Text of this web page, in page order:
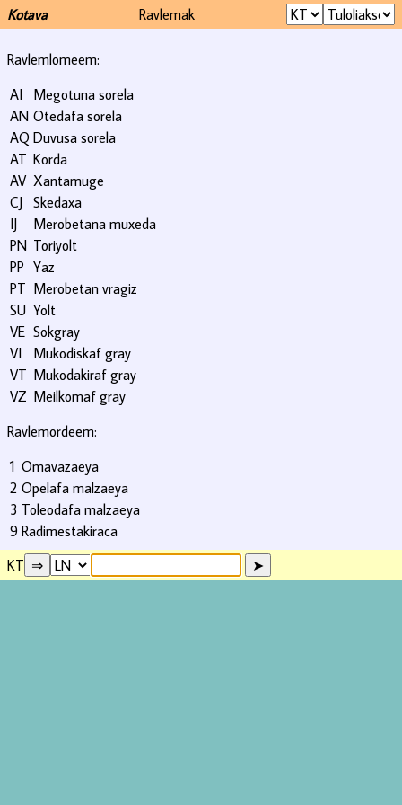
Kotava Ravlemak
Ravlemlomeem:
AI
Megotuna sorela
AN Otedafa sorela
AQ Duvusa sorela
AT Korda
AV Xantamuge
CJ Skedaxa
IJ
Merobetana muxeda
PN Toriyolt
PP Yaz
PT Merobetan vragiz
SU Yolt
VE Sokgray
VI
Mukodiskaf gray
VT Mukodakiraf gray
VZ Meilkomaf gray
Ravlemordeem:
1 Omavazaeya
2 Opelafa malzaeya
3 Toleodafa malzaeya
9 Radimestakiraca
KT